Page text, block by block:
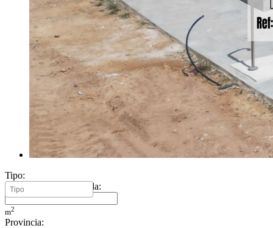
Tipo:
Mínimo metros vivienda:
m2
Provincia: